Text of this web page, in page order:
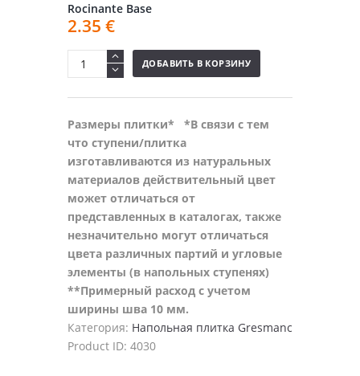
Rocinante Base
2.35 €
ДОБАВИТЬ В КОРЗИНУ
Размеры плитки*
*В связи с тем
что ступени/плитка
изготавливаются из натуральных
материалов действительный цвет
может отличаться от
представленных в каталогах, также
незначительно могут отличаться
цвета различных партий и угловые
элементы (в напольных ступенях)
**Примерный расход с учетом
ширины шва 10 мм.
Категория: Напольная плитка Gresmanc
Product ID: 4030